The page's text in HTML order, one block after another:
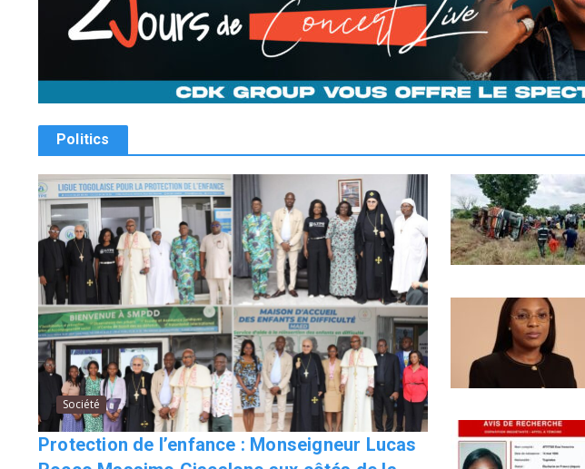
Politics
Société
Protection de l’enfance : Monseigneur Lucas